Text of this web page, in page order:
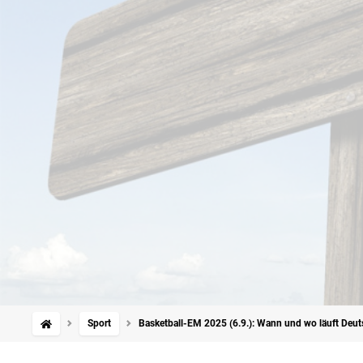
Sport Basketball-EM 2025 (6.9.): Wann und wo läuft